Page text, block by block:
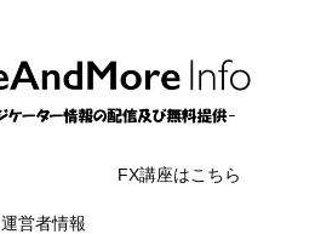
FX講座はこちら
運営者情報